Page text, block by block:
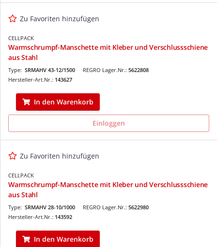
Zu Favoriten hinzufügen
CELLPACK
Warmschrumpf-Manschette mit Kleber und Verschlussschiene
aus Stahl
REGRO Lager.Nr.: 5622808
Type: SRMAHV 43-12/1500
Hersteller-Art.Nr.: 143627
In den Warenkorb
Einloggen
Zu Favoriten hinzufügen
CELLPACK
Warmschrumpf-Manschette mit Kleber und Verschlussschiene
aus Stahl
REGRO Lager.Nr.: 5622980
Type: SRMAHV 28-10/1000
Hersteller-Art.Nr.: 143592
In den Warenkorb